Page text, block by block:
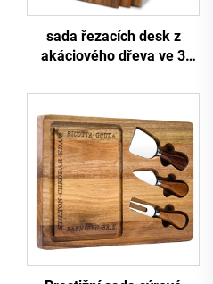
sada řezacích desk z
akáciového dřeva ve 3